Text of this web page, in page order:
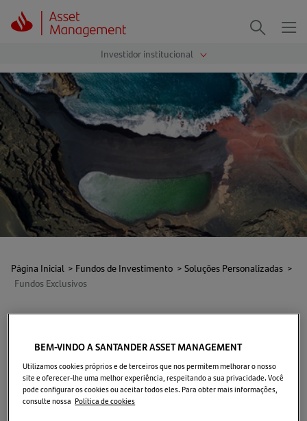
Página Inicial > Fundos de Investimento > Soluções Personalizadas >
Fundos Exclusivos
Fundos Exclusivos
Para clientes que precisam personalizar seu mandato
de investimento na gestão profissional, recomenda-se
que sua estrutura e gestão de fundos próprios tenham
BEM-VINDO A SANTANDER ASSET MANAGEMENT
Utilizamos cookies próprios e de terceiros que nos permitem melhorar o nosso
site e oferecer-lhe uma melhor experiência, respeitando a sua privacidade. Você
pode configurar os cookies ou aceitar todos eles. Para obter mais informações,
consulte nossa Política de cookies